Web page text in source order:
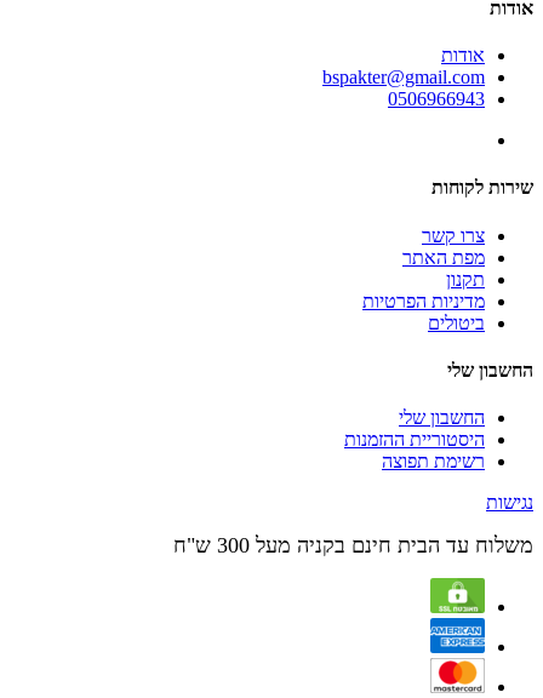
אודות
אודות
bspakter@gmail.com
0506966943
שירות לקוחות
צרו קשר
מפת האתר
תקנון
מדיניות הפרטיות
ביטולים
החשבון שלי
החשבון שלי
היסטוריית ההזמנות
רשימת תפוצה
נגישות
משלוח עד הבית חינם בקניה מעל 300 ש"ח